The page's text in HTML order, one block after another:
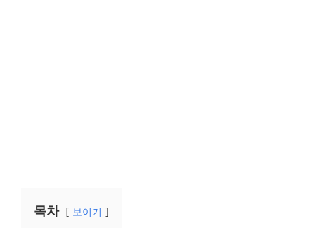
목차 보이기